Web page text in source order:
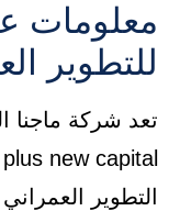
معلومات
للتطوير